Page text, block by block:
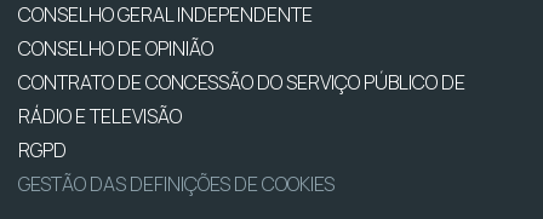
CONSELHO GERAL INDEPENDENTE
CONSELHO DE OPINIÃO
CONTRATO DE CONCESSÃO DO SERVIÇO PÚBLICO DE
RÁDIO E TELEVISÃO
RGPD
GESTÃO DAS DEFINIÇÕES DE COOKIES